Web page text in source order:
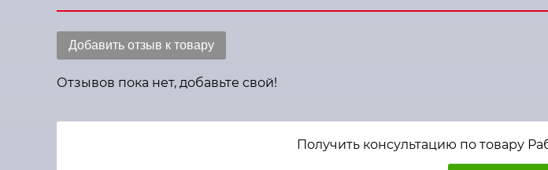
Добавить отзыв к товару
Отзывов пока нет, добавьте свой!
Получить консультацию по товару